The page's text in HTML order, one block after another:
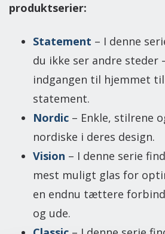
produktserier:
Statement –​ I denne
du ikke ser andre steder
indgangen til hjemmet
statement.
Nordic – Enkle, stilrene
nordiske i deres design.
Vision – I denne serie
mest muligt glas for
en endnu tættere
og ude.